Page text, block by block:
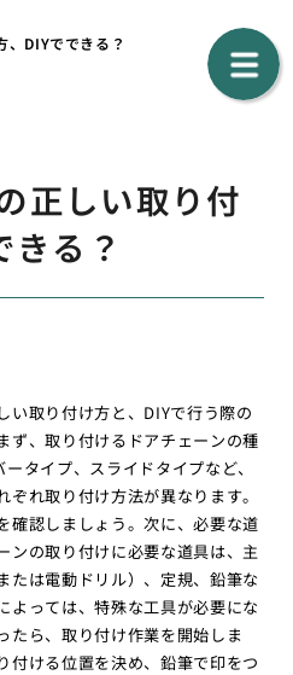
、DIYでできる？
正しい取り付
きる？
い取り付け方と、DIYで行う際の
ず、取り付けるドアチェーンの種
タイプ、スライドタイプなど、
れ取り付け方法が異なります。
確認しましょう。次に、必要な道
ンの取り付けに必要な道具は、主
たは電動ドリル）、定規、鉛筆な
よっては、特殊な工具が必要にな
たら、取り付け作業を開始しま
付ける位置を決め、鉛筆で印をつ